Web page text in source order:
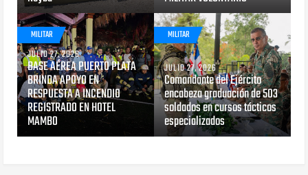
MILITAR
JULIO 27, 2026
BASE AÉREA PUERTO PLATA
BRINDA APOYO EN
RESPUESTA A INCENDIO
REGISTRADO EN HOTEL
MAMBO
MILITAR
JULIO 27, 2026
Comandante del Ejército
encabeza graduación de 503
soldados en cursos tácticos
especializados